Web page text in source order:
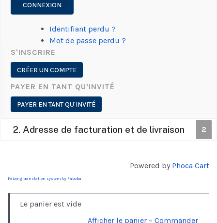
CONNEXION
Identifiant perdu ?
Mot de passe perdu ?
S'INSCRIRE
CRÉER UN COMPTE
PAYER EN TANT QU'INVITÉ
PAYER EN TANT QU'INVITÉ
2
2. Adresse de facturation et de livraison
Powered by Phoca Cart
FaLang translation system by Faboba
Le panier est vide
Afficher le panier – Commander